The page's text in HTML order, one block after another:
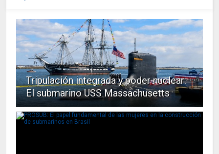
Tripulación integrada y poder nuclear:
El submarino USS Massachusetts